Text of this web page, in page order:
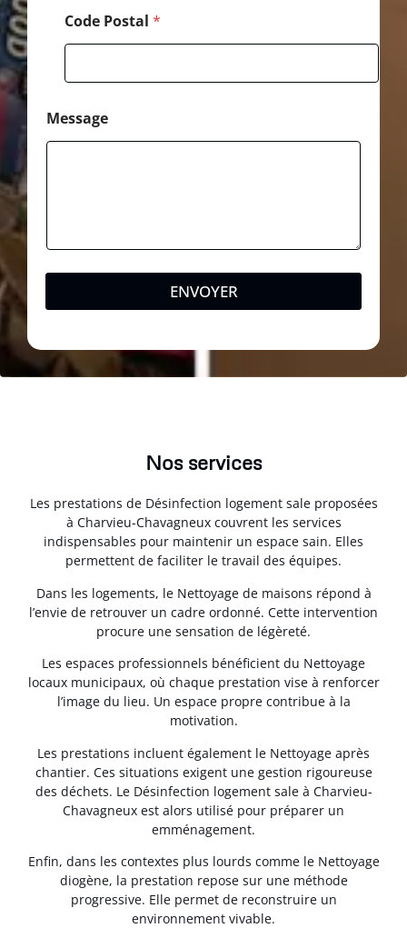
Code Postal *
Message
ENVOYER
Nos services
Les prestations de Désinfection logement sale proposées
à Charvieu-Chavagneux couvrent les services
indispensables pour maintenir un espace sain. Elles
permettent de faciliter le travail des équipes.
Dans les logements, le Nettoyage de maisons répond à
l’envie de retrouver un cadre ordonné. Cette intervention
procure une sensation de légèreté.
Les espaces professionnels bénéficient du Nettoyage
locaux municipaux, où chaque prestation vise à renforcer
l’image du lieu. Un espace propre contribue à la
motivation.
Les prestations incluent également le Nettoyage après
chantier. Ces situations exigent une gestion rigoureuse
des déchets. Le Désinfection logement sale à Charvieu-
Chavagneux est alors utilisé pour préparer un
emménagement.
Enfin, dans les contextes plus lourds comme le Nettoyage
diogène, la prestation repose sur une méthode
progressive. Elle permet de reconstruire un
environnement vivable.